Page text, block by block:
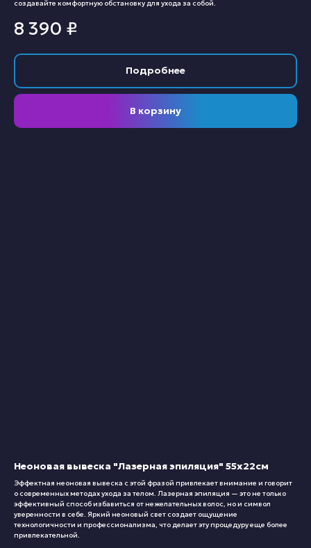
создавайте комфортную обстановку для ухода за собой.
8 390 ₽
Подробнее
В корзину
Неоновая вывеска "Лазерная эпиляция" 55х22см
Эффектная неоновая вывеска с этой фразой привлекает внимание и говорит
о современных методах ухода за телом. Лазерная эпиляция — это не только
эффективный способ избавиться от нежелательных волос, но и символ
уверенности в себе. Яркий неоновый свет создает ощущение
технологичности и профессионализма, что делает эту процедуру еще более
привлекательной.